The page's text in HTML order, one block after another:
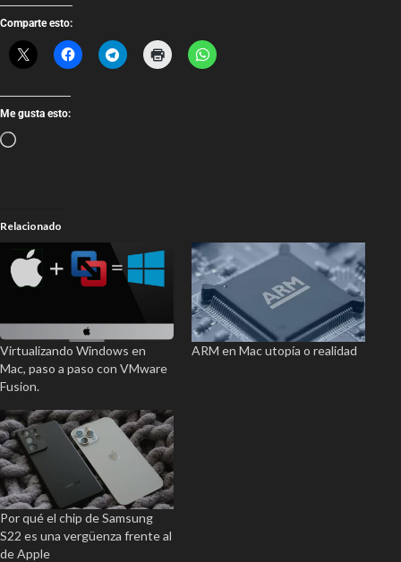
Comparte esto:
Me gusta esto:
Relacionado
Virtualizando Windows en
Mac, paso a paso con VMware
Fusion.
ARM en Mac utopía o realidad
Por qué el chip de Samsung
S22 es una vergüenza frente al
de Apple